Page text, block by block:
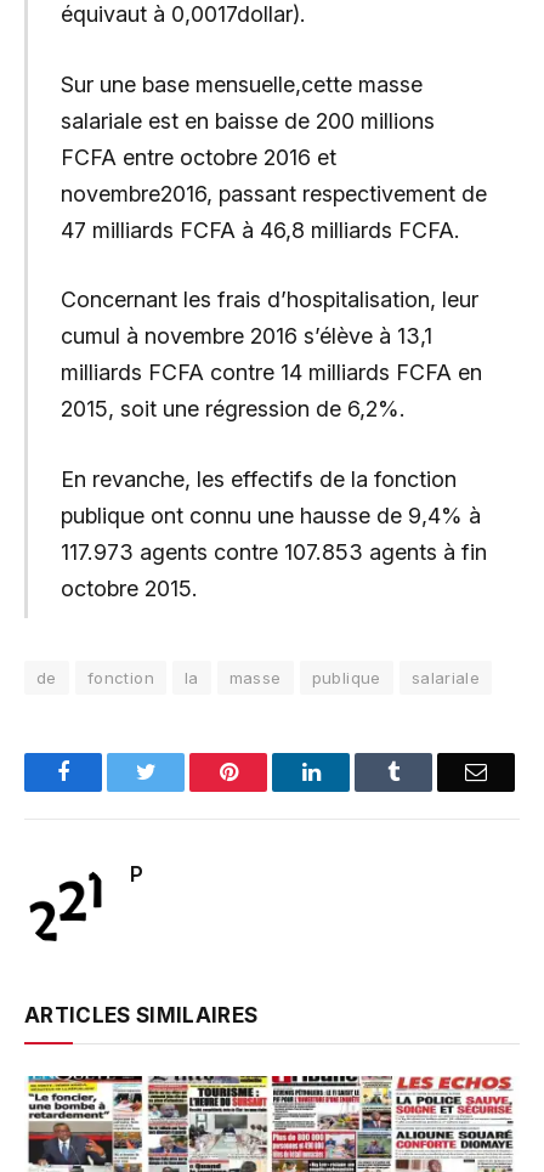
équivaut à 0,0017dollar).
Sur une base mensuelle,cette masse
salariale est en baisse de 200 millions
FCFA entre octobre 2016 et
novembre2016, passant respectivement de
47 milliards FCFA à 46,8 milliards FCFA.
Concernant les frais d’hospitalisation, leur
cumul à novembre 2016 s’élève à 13,1
milliards FCFA contre 14 milliards FCFA en
2015, soit une régression de 6,2%.
En revanche, les effectifs de la fonction
publique ont connu une hausse de 9,4% à
117.973 agents contre 107.853 agents à fin
octobre 2015.
de fonction la masse publique salariale
FacebookTwitter Pinterest LinkedInTumblr Email
P
ARTICLES SIMILAIRES